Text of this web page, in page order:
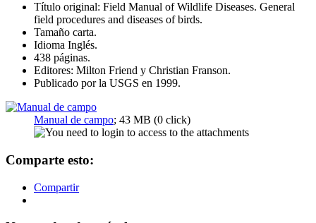
Título original: Field Manual of Wildlife Diseases. General
field procedures and diseases of birds.
Tamaño carta.
Idioma Inglés.
438 páginas.
Editores: Milton Friend y Christian Franson.
Publicado por la USGS en 1999.
Manual de campo; 43 MB (0 click)
Comparte esto:
Compartir